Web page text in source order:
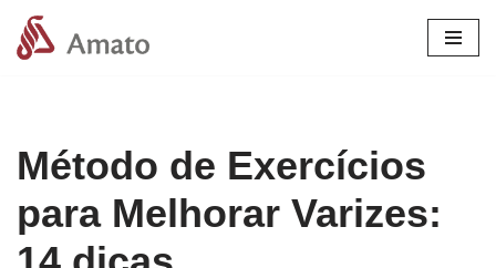
Pular
Método de Exercícios
para Melhorar Varizes: